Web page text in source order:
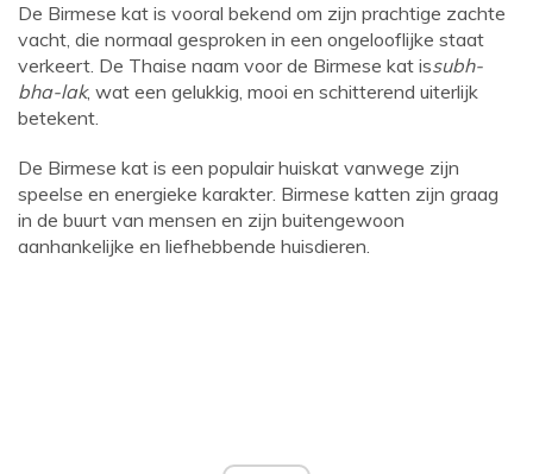
De Birmese kat is vooral bekend om zijn prachtige zachte
vacht, die normaal gesproken in een ongelooflijke staat
verkeert. De Thaise naam voor de Birmese kat issubh-
bha-lak, wat een gelukkig, mooi en schitterend uiterlijk
betekent.
De Birmese kat is een populair huiskat vanwege zijn
speelse en energieke karakter. Birmese katten zijn graag
in de buurt van mensen en zijn buitengewoon
aanhankelijke en liefhebbende huisdieren.